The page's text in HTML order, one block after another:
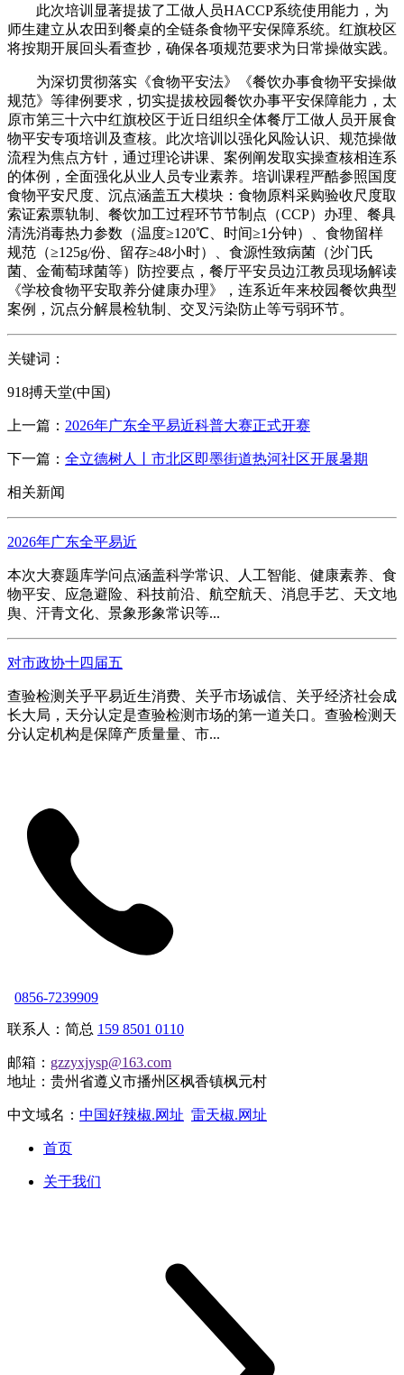
此次培训显著提拔了工做人员HACCP系统使用能力，为
师生建立从农田到餐桌的全链条食物平安保障系统。红旗校区
将按期开展回头看查抄，确保各项规范要求为日常操做实践。
为深切贯彻落实《食物平安法》《餐饮办事食物平安操做
规范》等律例要求，切实提拔校园餐饮办事平安保障能力，太
原市第三十六中红旗校区于近日组织全体餐厅工做人员开展食
物平安专项培训及查核。此次培训以强化风险认识、规范操做
流程为焦点方针，通过理论讲课、案例阐发取实操查核相连系
的体例，全面强化从业人员专业素养。培训课程严酷参照国度
食物平安尺度、沉点涵盖五大模块：食物原料采购验收尺度取
索证索票轨制、餐饮加工过程环节节制点（CCP）办理、餐具
清洗消毒热力参数（温度≥120℃、时间≥1分钟）、食物留样
规范（≥125g/份、留存≥48小时）、食源性致病菌（沙门氏
菌、金葡萄球菌等）防控要点，餐厅平安员边江教员现场解读
《学校食物平安取养分健康办理》，连系近年来校园餐饮典型
案例，沉点分解晨检轨制、交叉污染防止等亏弱环节。
关键词：
918搏天堂(中国)
上一篇： 2026年广东全平易近科普大赛正式开赛
下一篇： 全立德树人丨市北区即墨街道热河社区开展暑期
相关新闻
2026年广东全平易近
本次大赛题库学问点涵盖科学常识、人工智能、健康素养、食
物平安、应急避险、科技前沿、航空航天、消息手艺、天文地
舆、汗青文化、景象形象常识等...
对市政协十四届五
查验检测关乎平易近生消费、关乎市场诚信、关乎经济社会成
长大局，天分认定是查验检测市场的第一道关口。查验检测天
分认定机构是保障产质量量、市...
0856-7239909
联系人：简总 159 8501 0110
邮箱： gzzyxjysp@163.com
地址：贵州省遵义市播州区枫香镇枫元村
中文域名： 中国好辣椒.网址 雷天椒.网址
首页
关于我们